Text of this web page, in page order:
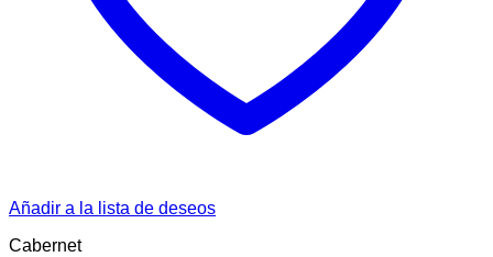
Añadir a la lista de deseos
Cabernet